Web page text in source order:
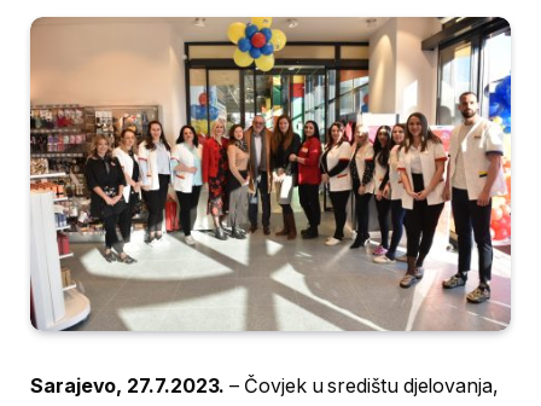
Sarajevo, 27.7.2023. – Čovjek u središtu djelovanja,